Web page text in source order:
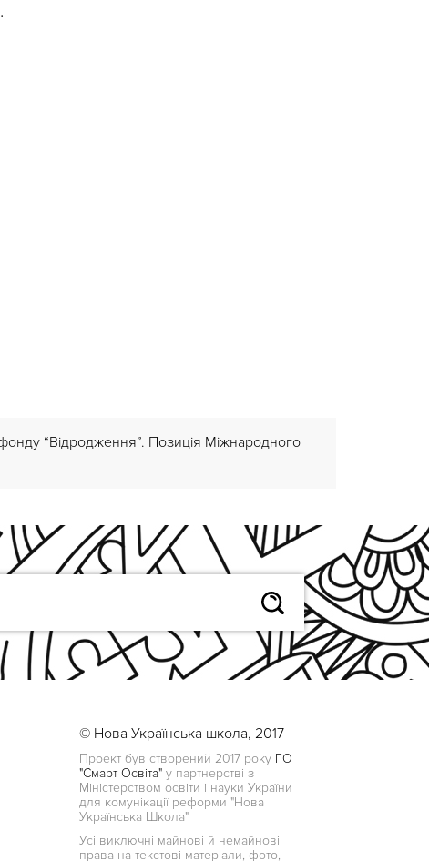
“Відродження”. Позиція Міжнародного
© Нова Українська школа, 2017
Проект був створений 2017 року ГО
"Смарт Освіта" у партнерстві з
Міністерством освіти і науки України
для комунікації реформи "Нова
Українська Школа"
Усі виключні майнові й немайнові
права на текстові матеріали, фото,